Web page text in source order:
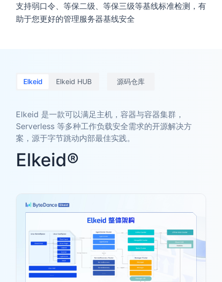
支持弱口令、等保二级、等保三级等基线标准检测，有
助于您更好的管理服务器基线安全
Elkeid Elkeid HUB 源码仓库
Elkeid 是一款可以满足主机，容器与容器集群，
Serverless 等多种工作负载安全需求的开源解决方
案，源于字节跳动内部最佳实践。
Elkeid®